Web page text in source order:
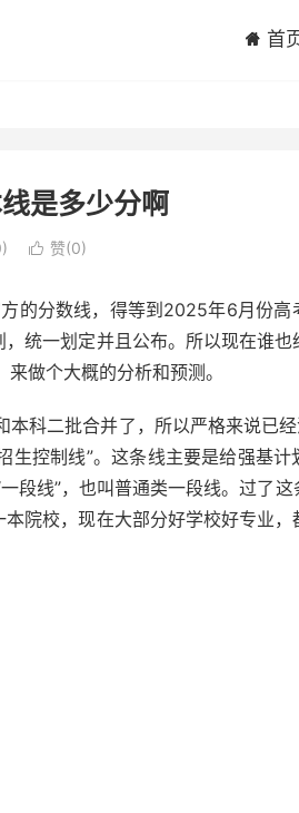
首
是多少分啊
 赞(0)
的分数线，得等到2025年6月份高
统一划定并且公布。所以现在谁也
做个大概的分析和预测。
科二批合并了，所以严格来说已经
生控制线”。这条线主要是给强基计
段线”，也叫普通类一段线。过了
院校，现在大部分好学校好专业，